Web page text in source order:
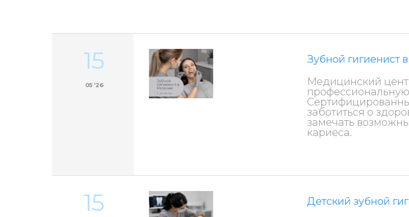
15
05 '26
Зубной гигиенист
Медицинский
заботиться о
замечать
кариеса.
15
Детский зубной